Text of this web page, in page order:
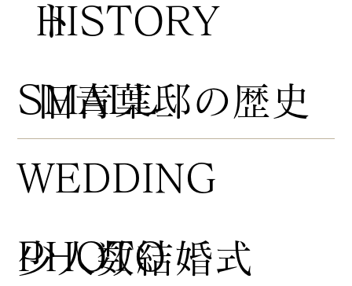
HISTORY
​旧青葉邸の歴史
ト
​少人数結婚式
​SMALL
WEDDING
PHOTO